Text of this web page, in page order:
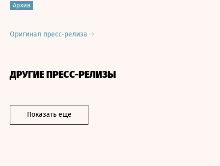
Архив
Оригинал пресс-релиза
ДРУГИЕ ПРЕСС-РЕЛИЗЫ
Показать еще